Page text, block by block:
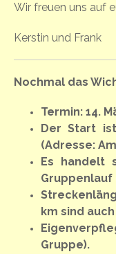
Wir freuen uns auf
Kerstin und Frank
Nochmal das
Termin: 14.
Der Start
(Adresse:
Es handelt
km sind
Gruppe).